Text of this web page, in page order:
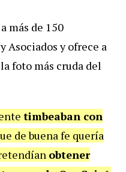
más de 150
Asociados y ofrece a
foto más cruda del
timbeaban con
de buena fe quería
obtener